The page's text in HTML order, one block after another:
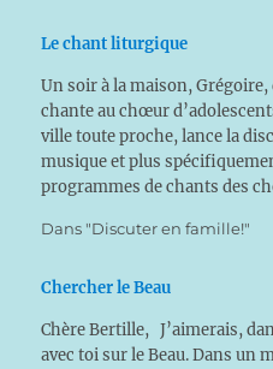
Le chant liturgique
Un soir à la maison, Grégoire,
chante au chœur
ville toute proche, lance la
musique et plus
programmes de chants des
Dans "Discuter en famille!"
Chercher le Beau
Chère Bertille, J’aimerais,
avec toi sur le Beau. Dans un